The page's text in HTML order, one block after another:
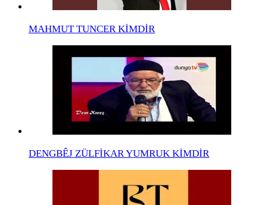
MAHMUT TUNCER KİMDİR
DENGBÊJ ZÜLFİKAR YUMRUK KİMDİR